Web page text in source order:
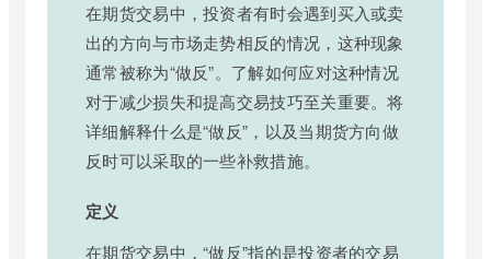
在期货交易中，投资者有时会遇到买入或卖
出的方向与市场走势相反的情况，这种现象
通常被称为“做反”。了解如何应对这种情况
对于减少损失和提高交易技巧至关重要。将
详细解释什么是“做反”，以及当期货方向做
反时可以采取的一些补救措施。
定义
在期货交易中，“做反”指的是投资者的交易